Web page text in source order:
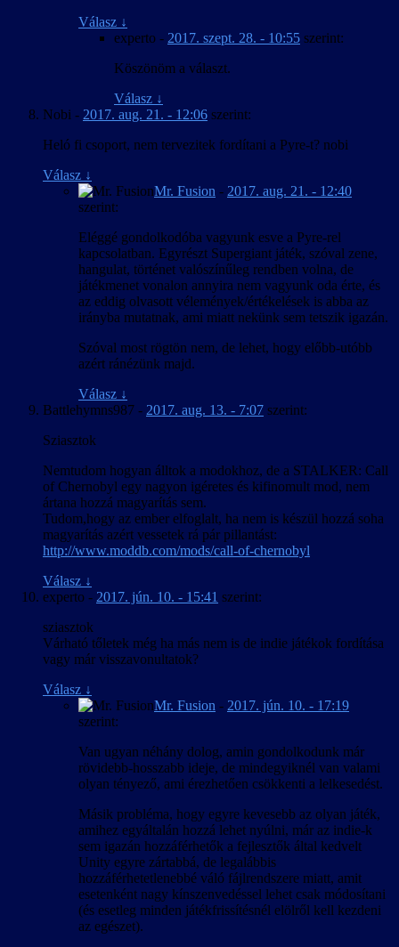
Válasz ↓
experto - 2017. szept. 28. - 10:55 szerint:
Köszönöm a választ.
Válasz ↓
Nobi - 2017. aug. 21. - 12:06 szerint:
Heló fi csoport, nem tervezitek fordítani a Pyre-t? nobi
Válasz ↓
Mr. Fusion - 2017. aug. 21. - 12:40
szerint:
Eléggé gondolkodóba vagyunk esve a Pyre-rel
kapcsolatban. Egyrészt Supergiant játék, szóval zene,
hangulat, történet valószínűleg rendben volna, de
játékmenet vonalon annyira nem vagyunk oda érte, és
az eddig olvasott vélemények/értékelések is abba az
irányba mutatnak, ami miatt nekünk sem tetszik igazán.
Szóval most rögtön nem, de lehet, hogy előbb-utóbb
azért ránézünk majd.
Válasz ↓
Battlehymns987 - 2017. aug. 13. - 7:07 szerint:
Sziasztok
Nemtudom hogyan álltok a modokhoz, de a STALKER: Call
of Chernobyl egy nagyon igéretes és kifinomult mod, nem
ártana hozzá magyarítás sem.
Tudom,hogy az ember elfoglalt, ha nem is készül hozzá soha
magyarítás azért vessetek rá pár pillantást:
http://www.moddb.com/mods/call-of-chernobyl
Válasz ↓
experto - 2017. jún. 10. - 15:41 szerint:
sziasztok
Várható tőletek még ha más nem is de indie játékok fordítása
vagy már visszavonultatok?
Válasz ↓
Mr. Fusion - 2017. jún. 10. - 17:19
szerint:
Van ugyan néhány dolog, amin gondolkodunk már
rövidebb-hosszabb ideje, de mindegyiknél van valami
olyan tényező, ami érezhetően csökkenti a lelkesedést.
Másik probléma, hogy egyre kevesebb az olyan játék,
amihez egyáltalán hozzá lehet nyúlni, már az indie-k
sem igazán hozzáférhetők a fejlesztők által kedvelt
Unity egyre zártabbá, de legalábbis
hozzáférhetetlenebbé váló fájlrendszere miatt, amit
esetenként nagy kínszenvedéssel lehet csak módosítani
(és esetleg minden játékfrissítésnél elölről kell kezdeni
az egészet).